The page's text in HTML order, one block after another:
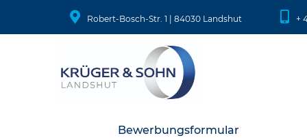
Robert-Bosch-Str. 1 | 84030 Landshut +
Bewerbungsformular